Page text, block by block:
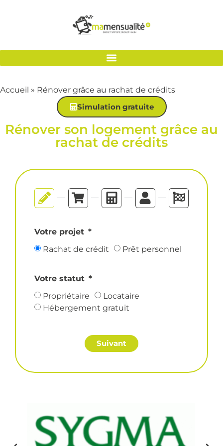
Accueil » Rénover grâce au rachat de crédits
Simulation gratuite
Rénover son logement grâce au
rachat de crédits
Votre projet
Rachat de crédit
Prêt personnel
Votre statut
Propriétaire
Locataire
Hébergement gratuit
Suivant